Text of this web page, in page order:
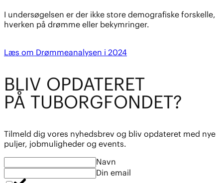
I undersøgelsen er der ikke store demografiske forskelle,
hverken på drømme eller bekymringer.
Læs om Drømmeanalysen i 2024
BLIV OPDATERET
PÅ TUBORGFONDET?
Tilmeld dig vores nyhedsbrev og bliv opdateret med nye
puljer, jobmuligheder og events.
Navn
Din email